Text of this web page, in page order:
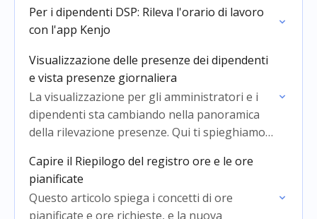
Per i dipendenti DSP: Rileva l'orario di lavoro
con l'app Kenjo
Visualizzazione delle presenze dei dipendenti
e vista presenze giornaliera
La visualizzazione per gli amministratori e i
dipendenti sta cambiando nella panoramica
della rilevazione presenze. Qui ti spieghiamo
Capire il Riepilogo del registro ore e le ore
pianificate
Questo articolo spiega i concetti di ore
pianificate e ore richieste, e la nuova